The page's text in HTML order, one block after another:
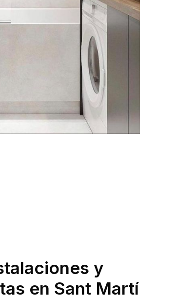
y
en Sant Martí